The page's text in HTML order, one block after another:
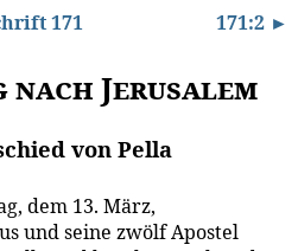
171 171:2 ►
nach Jerusalem
von Pella
dem 13. März,
und seine zwölf Apostel